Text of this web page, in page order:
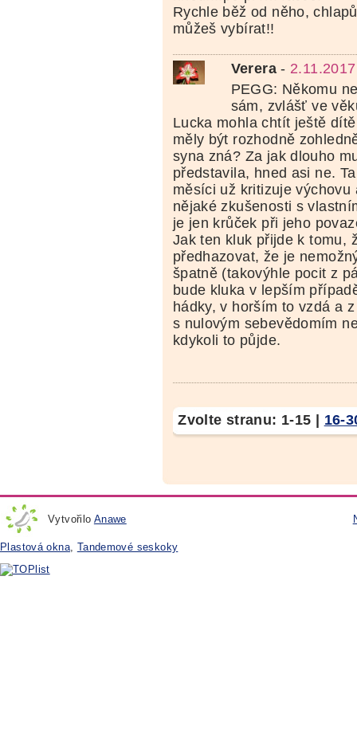
Rychle běž od něho,
můžeš vybírat!!
Verera-
PEGG: Někomu
sám, zvlášť ve
Lucka mohla chtít ještě
měly být rozhodně
syna zná? Za jak dlouho
představila, hned asi ne.
měsíci už kritizuje
nějaké zkušenosti s
je jen krůček při jeho
Jak ten kluk přijde k tomu,
předhazovat, že je
špatně (takovýhle pocit z
bude kluka v lepším
hádky, v horším to vzdá a
s nulovým sebevědomím
kdykoli to půjde.
Zvolte stranu: 1-15 16-
Vytvořilo Anawe
Plastová okna, Tandemové seskoky